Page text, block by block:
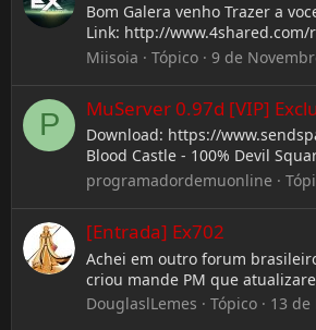
Bom Galera venho Trazer a
Link: http://www.4shared.com/
Miisoia
Tópico 9 de
P MuServer 0.97d [VIP]
Download: https://
Blood Castle - 100% Devil
programadordemuonline
[Entrada] Ex702
Achei em outro forum
criou mande PM que
DouglaslLemes
Tópico 13 de